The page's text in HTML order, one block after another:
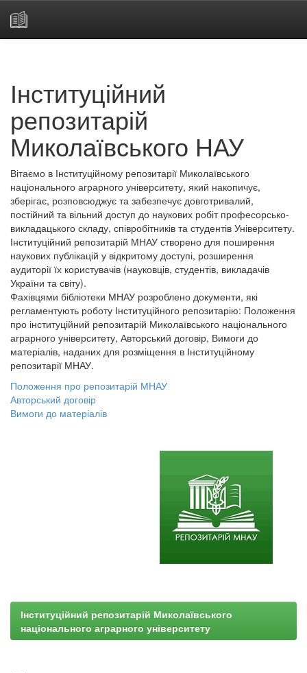
Інституційний
репозитарій
Миколаївського НАУ
Вітаємо в Інституційному репозитарії Миколаївського
національного аграрного університету, який накопичує,
зберігає, розповсюджує та забезпечує довготривалий,
постійний та вільний доступ до наукових робіт професорсько-
викладацького складу, співробітників та студентів Університету.
Інституційний репозитарій МНАУ створено для поширення
наукових публікацій у відкритому доступі, розширення
аудиторії їх користувачів (науковців, студентів, викладачів
України та світу).
Фахівцями бібліотеки МНАУ розроблено документи, які
регламентують роботу Інституційного репозитарію: Положення
про інституційний репозитарій Миколаївського національного
аграрного університету, Авторський договір, Вимоги до
матеріалів, наданих для розміщення в Інституційному
репозитарії МНАУ.
Положення про репозитарій МНАУ
Авторський договір
Вимоги до матеріалів
Інституційний репозитарій Миколаївського
національного аграрного університету